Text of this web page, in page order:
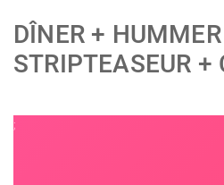
DÎNER +
STRIPTEASEUR +
;